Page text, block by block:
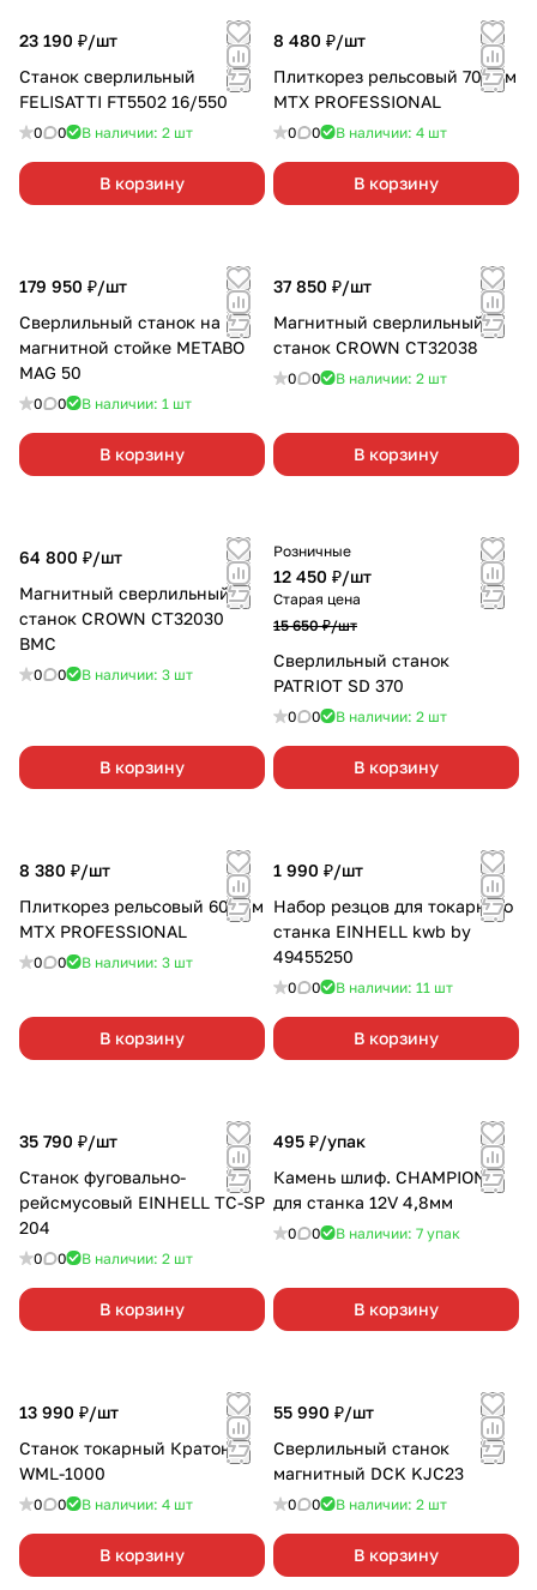
23 190 ₽/шт
Станок сверлильный
FELISATTI FT5502 16/550
0 0 В наличии: 2 шт
В корзину
8 480 ₽/шт
Плиткорез рельсовый 700мм
MTX PROFESSIONAL
0 0 В наличии: 4 шт
В корзину
179 950 ₽/шт
Сверлильный станок на
магнитной стойке METABO
MAG 50
0 0 В наличии: 1 шт
В корзину
37 850 ₽/шт
Магнитный сверлильный
станок CROWN СТ32038
0 0 В наличии: 2 шт
В корзину
64 800 ₽/шт
Магнитный сверлильный
станок CROWN СТ32030
ВМС
0 0 В наличии: 3 шт
В корзину
Розничные
12 450 ₽/шт
Старая цена
15 650 ₽/шт
Сверлильный станок
PATRIOT SD 370
0 0 В наличии: 2 шт
В корзину
8 380 ₽/шт
Плиткорез рельсовый 600мм
MTX PROFESSIONAL
0 0 В наличии: 3 шт
В корзину
1 990 ₽/шт
Набор резцов для токарного
станка EINHELL kwb by
49455250
0 0 В наличии: 11 шт
В корзину
35 790 ₽/шт
Станок фуговально-
рейсмусовый EINHELL TC-SP
204
0 0 В наличии: 2 шт
В корзину
495 ₽/упак
Камень шлиф. CHAMPION
для станка 12V 4,8мм
0 0 В наличии: 7 упак
В корзину
13 990 ₽/шт
Станок токарный Кратон
WML-1000
0 0 В наличии: 4 шт
В корзину
55 990 ₽/шт
Сверлильный станок
магнитный DCK KJC23
0 0 В наличии: 2 шт
В корзину